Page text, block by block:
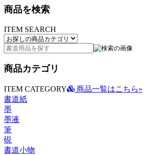
商品を検索
ITEM SEARCH
商品カテゴリ
ITEM CATEGORY
商品一覧はこちら»
書道紙
墨
墨液
筆
硯
書道小物